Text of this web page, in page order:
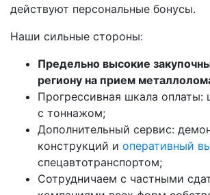
действуют персональные бонусы.
Наши сильные стороны:
Предельно высокие
региону на прием
Прогрессивная шкала оплаты:
с тоннажом;
Дополнительный сервис:
конструкций и оперативный
спецавтотранспортом;
Сотрудничаем с частными